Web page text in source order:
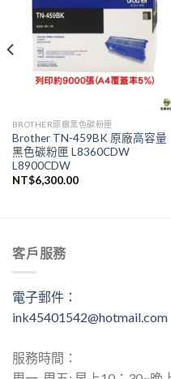
BROTHER原廠黑色碳粉匣
Brother TN-459BK 原廠高容量
黑色碳粉匣 L8360CDW
L8900CDW
NT$6,300.00
客戶服務
電子郵件：
ink45401542@hotmail.com
服務時間：